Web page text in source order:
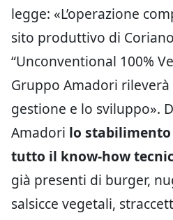
legge: «L’operazione
sito produttivo di
“Unconventional 100%
Gruppo Amadori
gestione e lo sviluppo».
Amadori lo
tutto il know-how
già presenti di burger,
salsicce vegetali,